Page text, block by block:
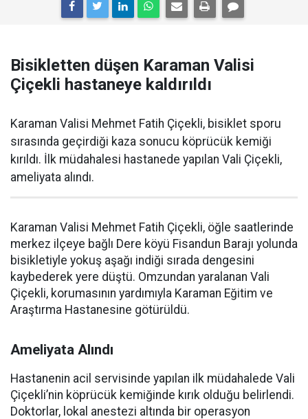
Bisikletten düşen Karaman Valisi
Çiçekli hastaneye kaldırıldı
Karaman Valisi Mehmet Fatih Çiçekli, bisiklet sporu
sırasında geçirdiği kaza sonucu köprücük kemiği
kırıldı. İlk müdahalesi hastanede yapılan Vali Çiçekli,
ameliyata alındı.
Karaman Valisi Mehmet Fatih Çiçekli, öğle saatlerinde
merkez ilçeye bağlı Dere köyü Fisandun Barajı yolunda
bisikletiyle yokuş aşağı indiği sırada dengesini
kaybederek yere düştü. Omzundan yaralanan Vali
Çiçekli, korumasının yardımıyla Karaman Eğitim ve
Araştırma Hastanesine götürüldü.
Ameliyata Alındı
Hastanenin acil servisinde yapılan ilk müdahalede Vali
Çiçekli’nin köprücük kemiğinde kırık olduğu belirlendi.
Doktorlar, lokal anestezi altında bir operasyon